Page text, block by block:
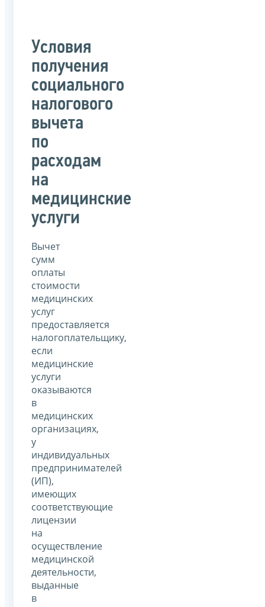
Условия
получения
социального
налогового
вычета
по
расходам
на
медицинские
услуги
Вычет
сумм
оплаты
стоимости
медицинских
услуг
предоставляется
налогоплательщику,
если
медицинские
услуги
оказываются
в
медицинских
организациях,
у
индивидуальных
предпринимателей
(ИП),
имеющих
соответствующие
лицензии
на
осуществление
медицинской
деятельности,
выданные
в